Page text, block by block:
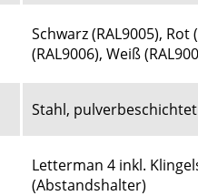
Schwarz (RAL9005),
(RAL9006), Weiß
Stahl, pulverbeschichtet
Letterman 4 inkl.
(Abstandshalter)